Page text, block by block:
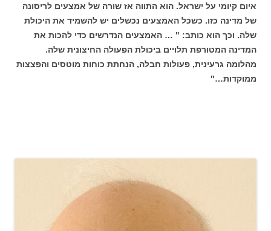
איום קיומי על ישראל. הוא התווה אז שורה של אמצעים לריסונה
של מדינה כזו. כשכל האמצעים נכשלים יש להשמיד את היכולת
שלה. וכך הוא כותב: " … האמצעים הנדרשים כדי להכות את
המדינה המטורפת תלויים ביכולת הפעולה החיצונית שלה.
מהלומה גרעינית, פעולות חבלה, הנחתת כוחות מוטסים והפצצות
ממוקדות…"